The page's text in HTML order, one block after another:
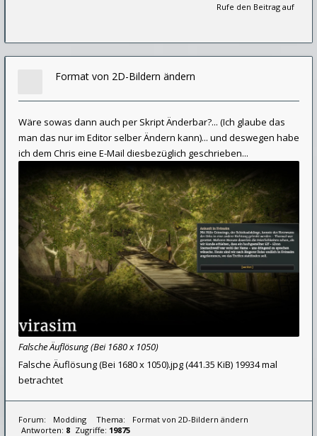
Rufe den Beitrag auf
Format von 2D-Bildern ändern
Wäre sowas dann auch per Skript Änderbar?... (Ich glaube das
man das nur im Editor selber Ändern kann)... und deswegen habe
ich dem Chris eine E-Mail diesbezüglich geschrieben...
Falsche Äuflösung (Bei 1680 x 1050)
Falsche Äuflösung (Bei 1680 x 1050).jpg (441.35 KiB) 19934 mal
betrachtet
Forum: Modding Thema:
Format von 2D-Bildern ändern
Antworten: 8 Zugriffe: 19875